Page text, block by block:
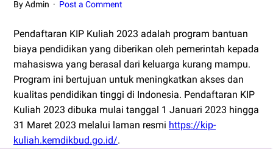
By Admin Post a Comment
Pendaftaran KIP Kuliah 2023 adalah program bantuan
biaya pendidikan yang diberikan oleh pemerintah kepada
mahasiswa yang berasal dari keluarga kurang mampu.
Program ini bertujuan untuk meningkatkan akses dan
kualitas pendidikan tinggi di Indonesia. Pendaftaran KIP
Kuliah 2023 dibuka mulai tanggal 1 Januari 2023 hingga
31 Maret 2023 melalui laman resmi https://kip-
kuliah.kemdikbud.go.id/.